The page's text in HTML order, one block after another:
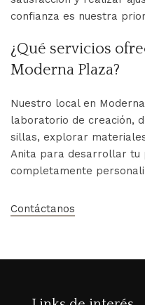
confianza es nuestra
¿Qué servicios
Moderna Plaza?
Nuestro local en
laboratorio de creación,
sillas, explorar
Anita para desarrollar tu
completamente
Contáctanos